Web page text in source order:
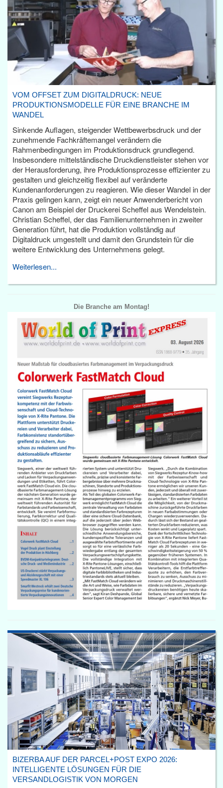
VOM OFFSET ZUM DIGITALDRUCK: NEUE
PRODUKTIONSMODELLE FÜR EINE BRANCHE IM
WANDEL
Sinkende Auflagen, steigender Wettbewerbsdruck und der
zunehmende Fachkräftemangel verändern die
Rahmenbedingungen im Produktionsdruck grundlegend.
Insbesondere mittelständische Druckdienstleister stehen vor
der Herausforderung, ihre Produktionsprozesse effizienter zu
gestalten und gleichzeitig flexibel auf veränderte
Kundenanforderungen zu reagieren. Wie dieser Wandel in der
Praxis gelingen kann, zeigt ein neuer Anwenderbericht von
Canon am Beispiel der Druckerei Scheffel aus Wendelstein.
Christian Scheffel, der das Familienunternehmen in zweiter
Generation führt, hat die Produktion vollständig auf
Digitaldruck umgestellt und damit den Grundstein für die
weitere Entwicklung des Unternehmens gelegt.
Weiterlesen...
Die Branche am Montag!
BIZERBA AUF DER PARCEL+POST EXPO 2026:
INTELLIGENTE LÖSUNGEN FÜR DIE
VERSANDLOGISTIK VON MORGEN